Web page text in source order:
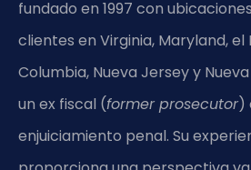
fundado en 1997 con
clientes en Virginia, Maryland, el
Columbia, Nueva Jersey y Nueva
un ex fiscal (former prosecutor)
enjuiciamiento penal. Su